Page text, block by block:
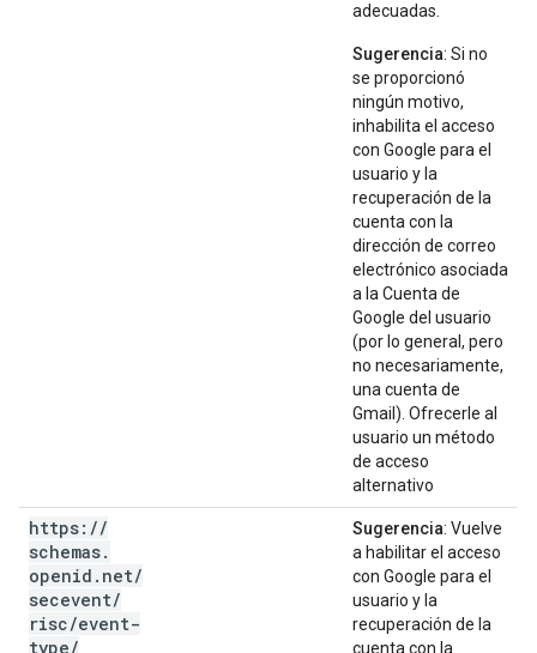
adecuadas.
Sugerencia: Si no
se proporcionó
ningún motivo,
inhabilita el acceso
con Google para el
usuario y la
recuperación de la
cuenta con la
dirección de correo
electrónico asociada
a la Cuenta de
Google del usuario
(por lo general, pero
no necesariamente,
una cuenta de
Gmail). Ofrecerle al
usuario un método
de acceso
alternativo
https: //
schemas.
openid . net/
secevent/
risc/event-
type/
Sugerencia: Vuelve
a habilitar el acceso
con Google para el
usuario y la
recuperación de la
cuenta con la